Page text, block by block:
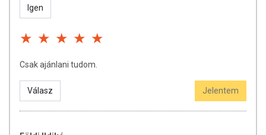
Igen
Csak ajánlani tudom.
Válasz Jelentem